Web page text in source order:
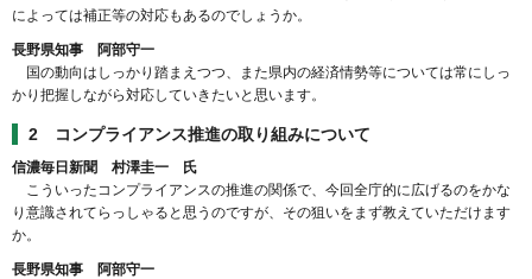
によっては補正等の対応もあるのでしょうか。
長野県知事 阿部守一
国の動向はしっかり踏まえつつ、また県内の経済情勢等については常にしっ
かり把握しながら対応していきたいと思います。
2 コンプライアンス推進の取り組みについて
信濃毎日新聞 村澤圭一 氏
こういったコンプライアンスの推進の関係で、今回全庁的に広げるのをかな
り意識されてらっしゃると思うのですが、その狙いをまず教えていただけます
か。
長野県知事 阿部守一